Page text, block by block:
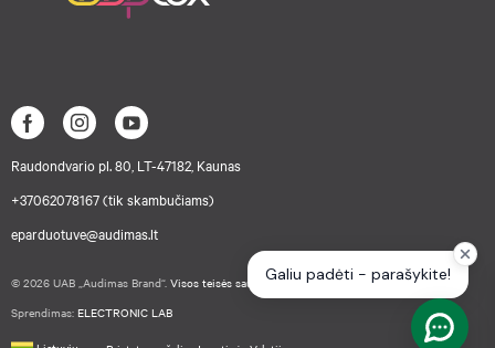
Raudondvario pl. 80, LT-47182, Kaunas
+37062078167 (tik skambučiams)
eparduotuve@audimas.lt
© 2026 UAB „Audimas Brand“. Visos teisės saugomos.
Sprendimas: ELECTRONIC LAB